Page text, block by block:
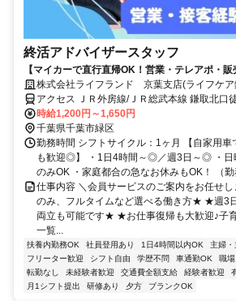
終活アドバイザースタッフ
【マイカーで直行直帰OK！営業・テレアポ・
3日～＆扶養内勤務OKだから、主婦さんも活躍
迎です◎柔軟なシフト体制・しっかりとしたサ
すさもバツグン！フルタイム希望も大歓迎！正
株式会社ライフランド 京葉支店(ライフケア
アクセス ＪＲ外房線/ＪＲ総武本線 鎌取北口
学園前（千葉県）出入口1徒歩約27分
時給1,200円～1,650円
千葉県千葉市緑区
勤務時間 シフトサイクル：1ヶ月 【自家用車
も歓迎◎】 ・1日4時間～◎／週3日～◎ ・日
のみOK ・家庭都合の急なお休みもOK！ （
仕事内容 ＼会員サービスのご案内をお任せ
のみ、フルタイムなど選べる働き方★ ★週3
両立も可能です★ ★お仕事復帰も大歓迎♪子
一覧...
扶養内勤務OK 社員登用あり 1日4時間以内OK 主婦
フリーター歓迎
シフト自由 学歴不問 車通勤OK 職
転勤なし
未経験者歓迎 交通費全額支給 経験者歓迎
月1シフト提出
研修あり 夕方 ブランクOK